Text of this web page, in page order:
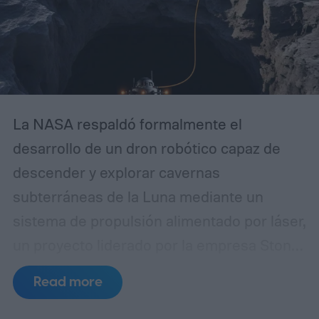
La NASA respaldó formalmente el
desarrollo de un dron robótico capaz de
descender y explorar cavernas
subterráneas de la Luna mediante un
Aerospace, con sede en Austin, Texas. La
iniciativa recibió 175.000 dólares como
Read more